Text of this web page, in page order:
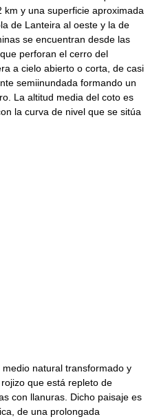
y una superficie aproximada
de Lanteira al oeste y la de
se encuentran desde las
perforan el cerro del
a cielo abierto o corta, de casi
semiinundada formando un
La altitud media del coto es
la curva de nivel que se sitúa
natural transformado y
que está repleto de
con llanuras. Dicho paisaje es
de una prolongada